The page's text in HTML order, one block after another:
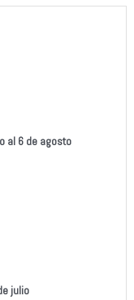
al 6 de agosto
julio